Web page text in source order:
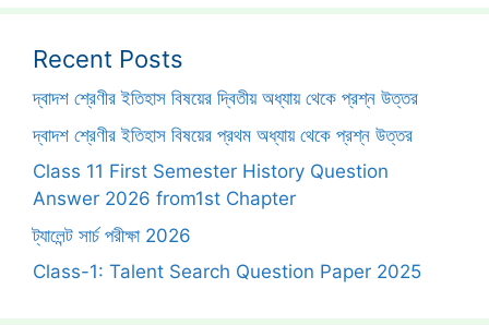
Recent Posts
দ্বাদশ শ্রেণীর ইতিহাস বিষয়ের দ্বিতীয় অধ্যায় থেকে প্রশ্ন উত্তর
দ্বাদশ শ্রেণীর ইতিহাস বিষয়ের প্রথম অধ্যায় থেকে প্রশ্ন উত্তর
Class 11 First Semester History Question
Answer 2026 from1st Chapter
ট্যালেন্ট সার্চ পরীক্ষা 2026
Class-1: Talent Search Question Paper 2025